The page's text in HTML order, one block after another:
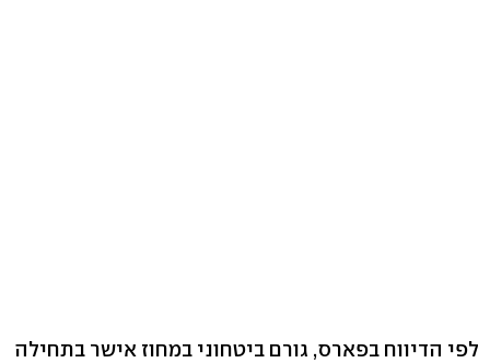
לפי הדיווח בפארס, גורם ביטחוני במחוז אישר בתחילה